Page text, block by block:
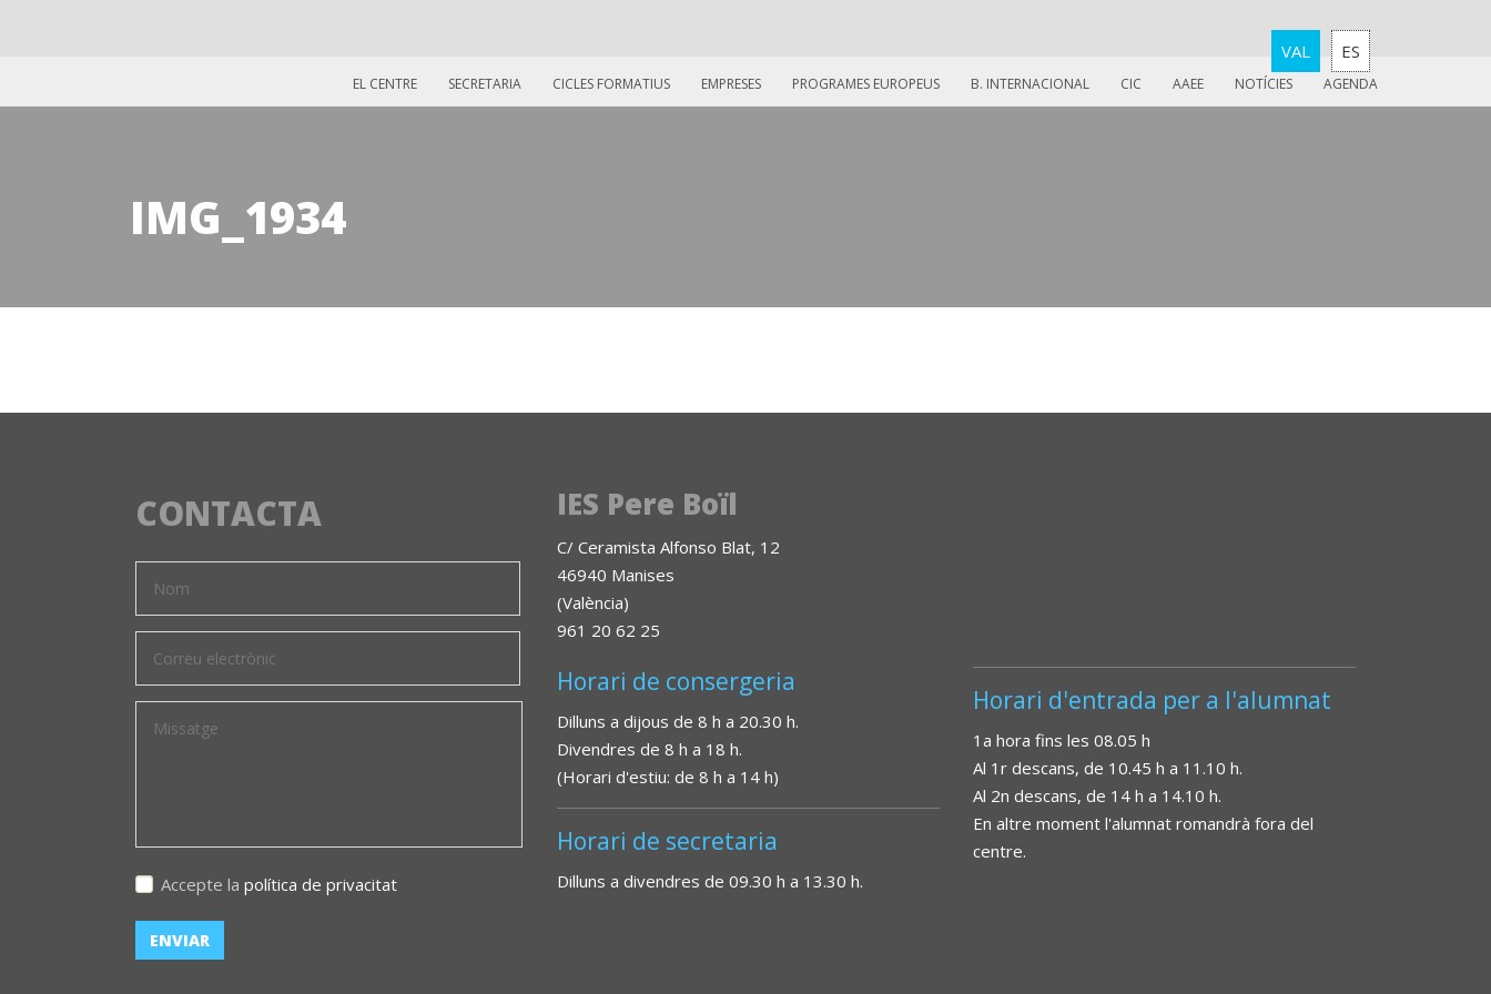
VAL ES
EL CENTRE SECRETARIA CICLES FORMATIUS EMPRESES PROGRAMES EUROPEUS B. INTERNACIONAL CIC AAEE NOTÍCIES AGENDA
IMG_1934
CONTACTA
Accepte la política de privacitat
IES Pere Boïl
C/ Ceramista Alfonso Blat, 12
46940 Manises
(València)
961 20 62 25
Horari de consergeria
Dilluns a dijous de 8 h a 20.30 h.
Divendres de 8 h a 18 h.
(Horari d'estiu: de 8 h a 14 h)
Horari de secretaria
Dilluns a divendres de 09.30 h a 13.30 h.
Horari d'entrada per a l'alumnat
1a hora fins les 08.05 h
Al 1r descans, de 10.45 h a 11.10 h.
Al 2n descans, de 14 h a 14.10 h.
En altre moment l'alumnat romandrà fora del
centre.